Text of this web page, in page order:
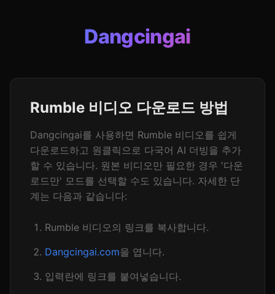
Dangcingai
Rumble 비디오 다운로드 방법
Dangcingai를 사용하면 Rumble 비디오를 쉽게
다운로드하고 원클릭으로 다국어 AI 더빙을 추가
할 수 있습니다. 원본 비디오만 필요한 경우 '다운
로드만' 모드를 선택할 수도 있습니다. 자세한 단
계는 다음과 같습니다:
Rumble 비디오의 링크를 복사합니다.
Dangcingai.com을 엽니다.
입력란에 링크를 붙여넣습니다.